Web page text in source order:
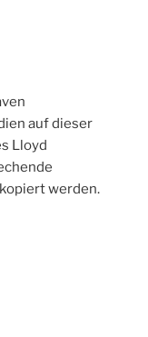
auf dieser
Lloyd
werden.